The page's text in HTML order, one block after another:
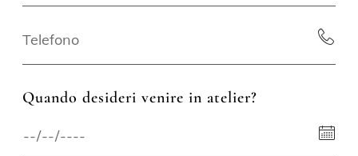
Quando desideri venire in atelier?